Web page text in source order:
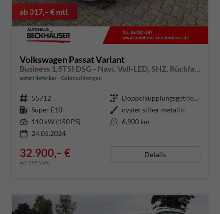
ab 317,– € mtl.
Volkswagen Passat Variant
Business 1,5TSI DSG - Navi, Voll-LED, SHZ, Rückfahrkamera, AHK
sofort lieferbar Gebrauchtwagen
Fahrzeugnummer 55712 Getriebe
Doppelkupplungsgetriebe (DSG)
Kraftstoff Super E10 Außenfarbe oyster silber metallic
Leistung 110 kW (150 PS) Kilometerstand 6.900 km
24.05.2024
32.900,– €
incl. 19% MwSt.
Details